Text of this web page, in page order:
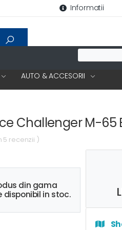
Informatii
AUTO & ACCESORII
Challenger M-65
5 recenzii )
din gama
disponibil in stoc.